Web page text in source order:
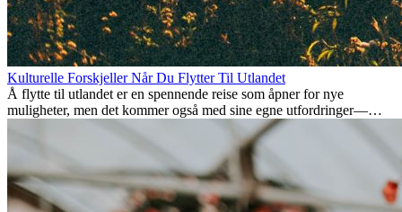
Kulturelle Forskjeller Når Du Flytter Til Utlandet
Å flytte til utlandet er en spennende reise som åpner for nye
muligheter, men det kommer også med sine egne utfordringer—
spesielt når det gjelder kulturelle forskjeller. Enten du flytter for
jobb, studier, eller bare for å få en forandring, kan det ta tid å tilpasse
seg en ny kultur. Å forstå disse forskjellene og omfavne nye
livsstiler er nøkkelen til en vellykket overgang.